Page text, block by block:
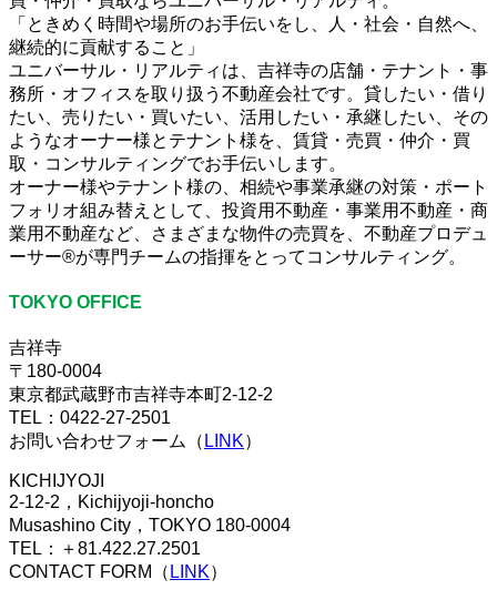
「ときめく時間や場所のお手伝いをし、人・社会・自然へ、
継続的に貢献すること」
ユニバーサル・リアルティは、吉祥寺の店舗・テナント・事
務所・オフィスを取り扱う不動産会社です。貸したい・借り
たい、売りたい・買いたい、活用したい・承継したい、その
ようなオーナー様とテナント様を、賃貸・売買・仲介・買
取・コンサルティングでお手伝いします。
オーナー様やテナント様の、相続や事業承継の対策・ポート
フォリオ組み替えとして、投資用不動産・事業用不動産・商
業用不動産など、さまざまな物件の売買を、不動産プロデュ
ーサー®が専門チームの指揮をとってコンサルティング。
TOKYO OFFICE
吉祥寺
〒180-0004
東京都武蔵野市吉祥寺本町2-12-2
TEL：0422-27-2501
お問い合わせフォーム（ LINK）
KICHIJYOJI
2-12-2，Kichijyoji-honcho
Musashino City，TOKYO 180-0004
TEL：＋81.422.27.2501
CONTACT FORM（ LINK）